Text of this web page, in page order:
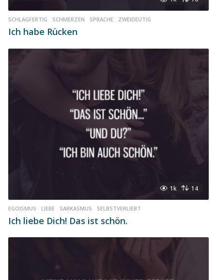
SCHLAGFERTIG ,SCHMERZEN ,SPRACHE ,ZWEIDEUTIG
Ich habe Rücken
1k 14
EGOISMUS ,LIEBE ,SARKASMUS ,SELBSTVERLIEBT
Ich liebe Dich! Das ist schön.